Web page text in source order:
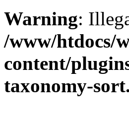
Warning:
/www/htdocs/
content/
taxonomy-